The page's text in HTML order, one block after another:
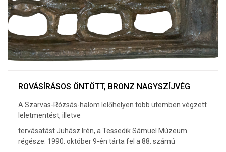
ROVÁSÍRÁSOS ÖNTÖTT, BRONZ NAGYSZÍJVÉG
A Szarvas-Rózsás-halom lelőhelyen több ütemben végzett
leletmentést, illetve
tervásatást Juhász Irén, a Tessedik Sámuel Múzeum
régésze. 1990. október 9-én tárta fel a 88. számú